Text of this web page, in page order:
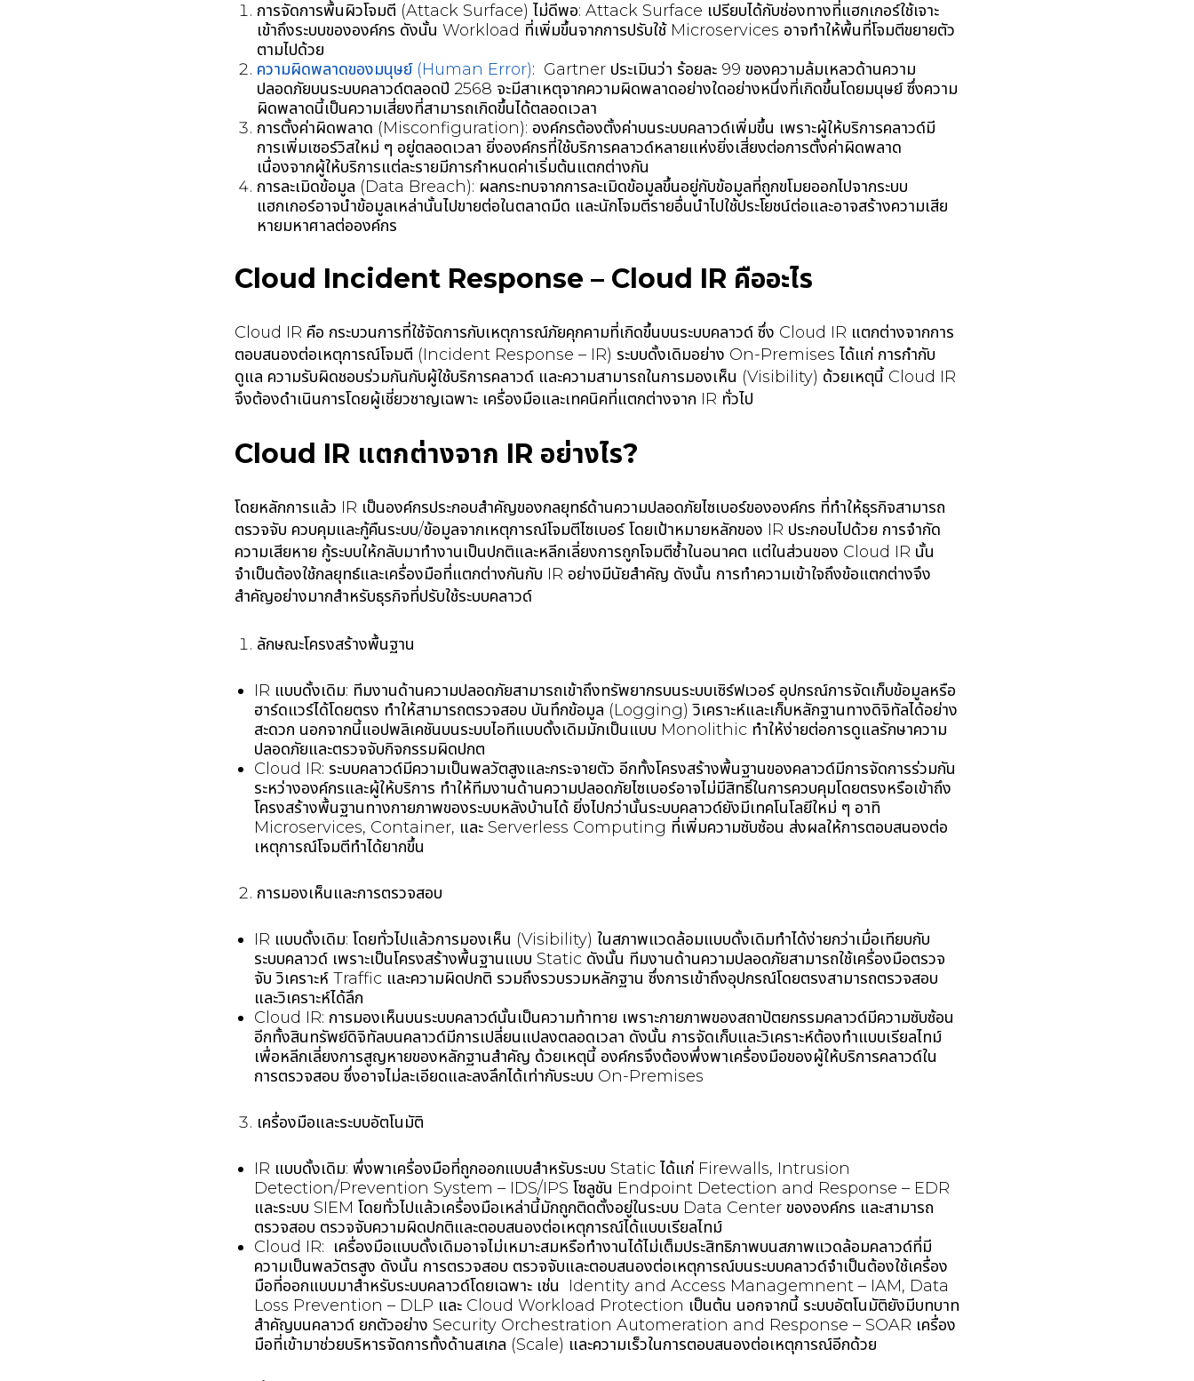
การจัดการพื้นผิวโจมตี (Attack Surface) ไม่ดีพอ: Attack Surface เปรียบได้กับช่องทางที่แฮกเกอร์ใช้เจาะ
เข้าถึงระบบขององค์กร ดังนั้น Workload ที่เพิ่มขึ้นจากการปรับใช้ Microservices อาจทำให้พื้นที่โจมตีขยายตัว
ตามไปด้วย
ความผิดพลาดของมนุษย์ (Human Error): Gartner ประเมินว่า ร้อยละ 99 ของความล้มเหลวด้านความ
ปลอดภัยบนระบบคลาวด์ตลอดปี 2568 จะมีสาเหตุจากความผิดพลาดอย่างใดอย่างหนึ่งที่เกิดขึ้นโดยมนุษย์ ซึ่งความ
ผิดพลาดนี้เป็นความเสี่ยงที่สามารถเกิดขึ้นได้ตลอดเวลา
การตั้งค่าผิดพลาด (Misconfiguration): องค์กรต้องตั้งค่าบนระบบคลาวด์เพิ่มขึ้น เพราะผู้ให้บริการคลาวด์มี
การเพิ่มเซอร์วิสใหม่ ๆ อยู่ตลอดเวลา ยิ่งองค์กรที่ใช้บริการคลาวด์หลายแห่งยิ่งเสี่ยงต่อการตั้งค่าผิดพลาด
เนื่องจากผู้ให้บริการแต่ละรายมีการกำหนดค่าเริ่มต้นแตกต่างกัน
การละเมิดข้อมูล (Data Breach): ผลกระทบจากการละเมิดข้อมูลขึ้นอยู่กับข้อมูลที่ถูกขโมยออกไปจากระบบ
แฮกเกอร์อาจนำข้อมูลเหล่านั้นไปขายต่อในตลาดมืด และนักโจมตีรายอื่นนำไปใช้ประโยชน์ต่อและอาจสร้างความเสีย
หายมหาศาลต่อองค์กร
Cloud Incident Response – Cloud IR คืออะไร
Cloud IR คือ กระบวนการที่ใช้จัดการกับเหตุการณ์ภัยคุกคามที่เกิดขึ้นบนระบบคลาวด์ ซึ่ง Cloud IR แตกต่างจากการ
ตอบสนองต่อเหตุการณ์โจมตี (Incident Response – IR) ระบบดั้งเดิมอย่าง On-Premises ได้แก่ การกำกับ
ดูแล ความรับผิดชอบร่วมกันกับผู้ใช้บริการคลาวด์ และความสามารถในการมองเห็น (Visibility) ด้วยเหตุนี้ Cloud IR
จึงต้องดำเนินการโดยผู้เชี่ยวชาญเฉพาะ เครื่องมือและเทคนิคที่แตกต่างจาก IR ทั่วไป
Cloud IR แตกต่างจาก IR อย่างไร?
โดยหลักการแล้ว IR เป็นองค์กรประกอบสำคัญของกลยุทธ์ด้านความปลอดภัยไซเบอร์ขององค์กร ที่ทำให้ธุรกิจสามารถ
ตรวจจับ ควบคุมและกู้คืนระบบ/ข้อมูลจากเหตุการณ์โจมตีไซเบอร์ โดยเป้าหมายหลักของ IR ประกอบไปด้วย การจำกัด
ความเสียหาย กู้ระบบให้กลับมาทำงานเป็นปกติและหลีกเลี่ยงการถูกโจมตีซ้ำในอนาคต แต่ในส่วนของ Cloud IR นั้น
จำเป็นต้องใช้กลยุทธ์และเครื่องมือที่แตกต่างกันกับ IR อย่างมีนัยสำคัญ ดังนั้น การทำความเข้าใจถึงข้อแตกต่างจึง
สำคัญอย่างมากสำหรับธุรกิจที่ปรับใช้ระบบคลาวด์
ลักษณะโครงสร้างพื้นฐาน
IR แบบดั้งเดิม: ทีมงานด้านความปลอดภัยสามารถเข้าถึงทรัพยากรบนระบบเซิร์ฟเวอร์ อุปกรณ์การจัดเก็บข้อมูลหรือ
ฮาร์ดแวร์ได้โดยตรง ทำให้สามารถตรวจสอบ บันทึกข้อมูล (Logging) วิเคราะห์และเก็บหลักฐานทางดิจิทัลได้อย่าง
สะดวก นอกจากนี้แอปพลิเคชันบนระบบไอทีแบบดั้งเดิมมักเป็นแบบ Monolithic ทำให้ง่ายต่อการดูแลรักษาความ
ปลอดภัยและตรวจจับกิจกรรมผิดปกต
Cloud IR: ระบบคลาวด์มีความเป็นพลวัตสูงและกระจายตัว อีกทั้งโครงสร้างพื้นฐานของคลาวด์มีการจัดการร่วมกัน
ระหว่างองค์กรและผู้ให้บริการ ทำให้ทีมงานด้านความปลอดภัยไซเบอร์อาจไม่มีสิทธิ์ในการควบคุมโดยตรงหรือเข้าถึง
โครงสร้างพื้นฐานทางกายภาพของระบบหลังบ้านได้ ยิ่งไปกว่านั้นระบบคลาวด์ยังมีเทคโนโลยีใหม่ ๆ อาทิ
Microservices, Container, และ Serverless Computing ที่เพิ่มความซับซ้อน ส่งผลให้การตอบสนองต่อ
เหตุการณ์โจมตีทำได้ยากขึ้น
การมองเห็นและการตรวจสอบ
IR แบบดั้งเดิม: โดยทั่วไปแล้วการมองเห็น (Visibility) ในสภาพแวดล้อมแบบดั้งเดิมทำได้ง่ายกว่าเมื่อเทียบกับ
ระบบคลาวด์ เพราะเป็นโครงสร้างพื้นฐานแบบ Static ดังนั้น ทีมงานด้านความปลอดภัยสามารถใช้เครื่องมือตรวจ
จับ วิเคราะห์ Traffic และความผิดปกติ รวมถึงรวบรวมหลักฐาน ซึ่งการเข้าถึงอุปกรณ์โดยตรงสามารถตรวจสอบ
และวิเคราะห์ได้ลึก
Cloud IR: การมองเห็นบนระบบคลาวด์นั้นเป็นความท้าทาย เพราะกายภาพของสถาปัตยกรรมคลาวด์มีความซับซ้อน
อีกทั้งสินทรัพย์ดิจิทัลบนคลาวด์มีการเปลี่ยนแปลงตลอดเวลา ดังนั้น การจัดเก็บและวิเคราะห์ต้องทำแบบเรียลไทม์
เพื่อหลีกเลี่ยงการสูญหายของหลักฐานสำคัญ ด้วยเหตุนี้ องค์กรจึงต้องพึ่งพาเครื่องมือของผู้ให้บริการคลาวด์ใน
การตรวจสอบ ซึ่งอาจไม่ละเอียดและลงลึกได้เท่ากับระบบ On-Premises
เครื่องมือและระบบอัตโนมัติ
IR แบบดั้งเดิม: พึ่งพาเครื่องมือที่ถูกออกแบบสำหรับระบบ Static ได้แก่ Firewalls, Intrusion
Detection/Prevention System – IDS/IPS โซลูชัน Endpoint Detection and Response – EDR
และระบบ SIEM โดยทั่วไปแล้วเครื่องมือเหล่านี้มักถูกติดตั้งอยู่ในระบบ Data Center ขององค์กร และสามารถ
ตรวจสอบ ตรวจจับความผิดปกติและตอบสนองต่อเหตุการณ์ได้แบบเรียลไทม์
Cloud IR: เครื่องมือแบบดั้งเดิมอาจไม่เหมาะสมหรือทำงานได้ไม่เต็มประสิทธิภาพบนสภาพแวดล้อมคลาวด์ที่มี
ความเป็นพลวัตรสูง ดังนั้น การตรวจสอบ ตรวจจับและตอบสนองต่อเหตุการณ์บนระบบคลาวด์จำเป็นต้องใช้เครื่อง
มือที่ออกแบบมาสำหรับระบบคลาวด์โดยเฉพาะ เช่น Identity and Access Managemnent – IAM, Data
Loss Prevention – DLP และ Cloud Workload Protection เป็นต้น นอกจากนี้ ระบบอัตโนมัติยังมีบทบาท
สำคัญบนคลาวด์ ยกตัวอย่าง Security Orchestration Automeration and Response – SOAR เครื่อง
มือที่เข้ามาช่วยบริหารจัดการทั้งด้านสเกล (Scale) และความเร็วในการตอบสนองต่อเหตุการณ์อีกด้วย